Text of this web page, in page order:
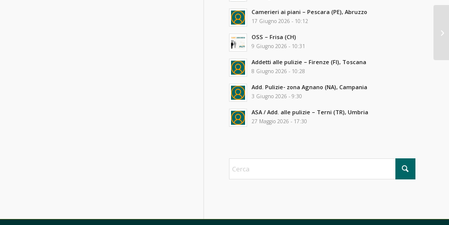
Camerieri ai piani – Pescara (PE), Abruzzo
17 Giugno 2026 - 10:12
OSS – Frisa (CH)
9 Giugno 2026 - 10:31
Addetti alle pulizie – Firenze (FI), Toscana
8 Giugno 2026 - 10:28
Add. Pulizie- zona Agnano (NA), Campania
3 Giugno 2026 - 9:30
ASA / Add. alle pulizie – Terni (TR), Umbria
27 Maggio 2026 - 17:30